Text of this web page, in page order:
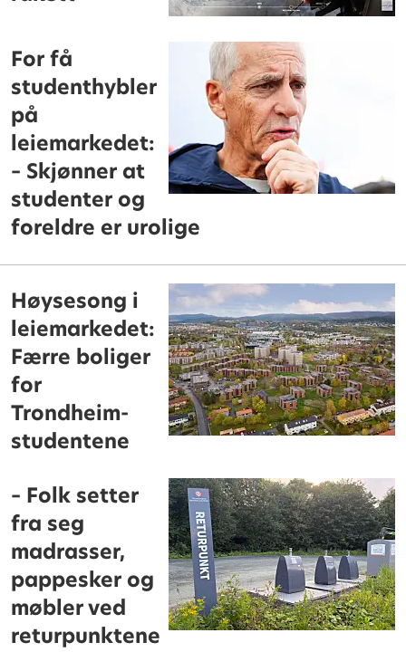
For få
studenthybler
på
leiemarkedet:
– Skjønner at
studenter og
foreldre er urolige
Høysesong i
leiemarkedet:
Færre boliger
for
Trondheim-
studentene
– Folk setter
fra seg
madrasser,
pappesker og
møbler ved
returpunktene